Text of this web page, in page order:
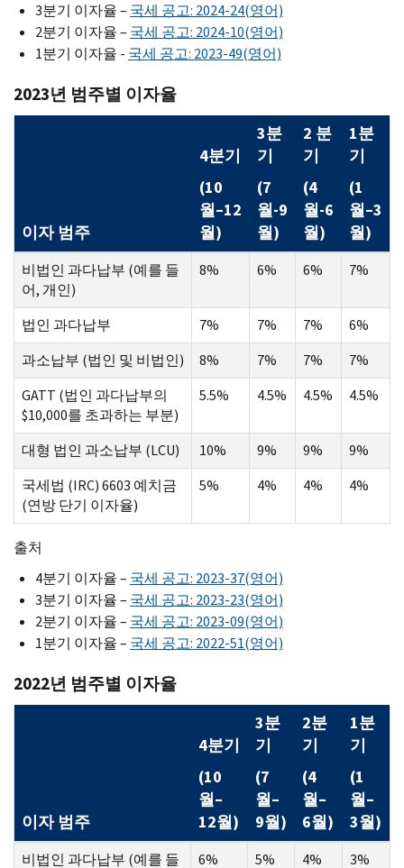
3분기 이자율 – 국세 공고: 2024-24(영어)
2분기 이자율 – 국세 공고: 2024-10(영어)
1분기 이자율 - 국세 공고: 2023-49(영어)
2023년 범주별 이자율
이자 범주
4분기
(10
월–12
월)
3분
기
(7
월-9
월)
2 분
기
(4
월-6
월)
1분
기
(1
월–3
월)
비법인 과다납부 (예를 들
어, 개인)
8% 6% 6% 7%
법인 과다납부 7% 7% 7%
6%
과소납부 (법인 및 비법인)
8% 7% 7%
7%
GATT (법인 과다납부의
$10,000를 초과하는 부분)
5.5% 4.5% 4.5% 4.5%
대형 법인 과소납부 (LCU) 10% 9% 9%
9%
국세법 (IRC) 6603 예치금
(연방 단기 이자율)
5% 4% 4% 4%
출처
4분기 이자율 – 국세 공고: 2023-37(영어)
3분기 이자율 – 국세 공고: 2023-23(영어)
2분기 이자율 – 국세 공고: 2023-09(영어)
1분기 이자율 – 국세 공고: 2022-51(영어)
2022년 범주별 이자율
이자 범주
4분기
(10
월–
12월)
3분
기
(7
월–
9월)
2분
기
(4
월–
6월)
1분
기
(1
월–
3월)
비법인 과다납부 (예를 들
6% 5% 4% 3%